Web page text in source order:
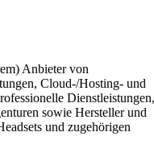
Anbieter von
Cloud-/Hosting- und
Dienstleistungen,
sowie Hersteller und
und zugehörigen